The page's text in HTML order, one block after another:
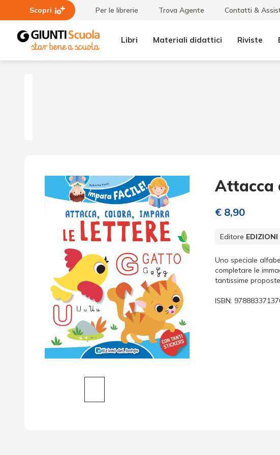
Scopri Per le librerie Trova Agente Contatti &
Libri Materiali didattici Riviste
Attacca
€ 8,90
Editore
Uno speciale
completare le
tantissime
ISBN: